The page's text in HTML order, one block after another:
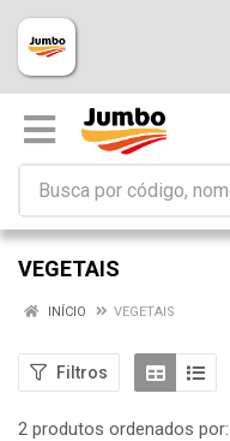
VEGETAIS
INÍCIO VEGETAIS
Filtros
2 produtos ordenados por: